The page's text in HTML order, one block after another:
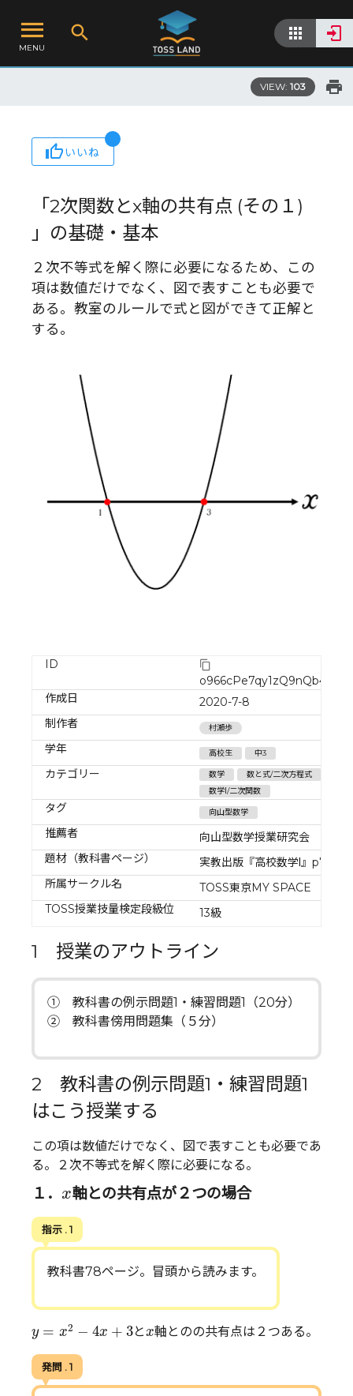
MENU
VIEW: 103
いいね
「2次関数とx軸の共有点 (その１)
」の基礎・基本
２次不等式を解く際に必要になるため、この
項は数値だけでなく、図で表すことも必要で
ある。教室のルールで式と図ができて正解と
する。
ID
o966cPe7qy1zQ9nQb4cH
作成日
2020-7-8
制作者
村瀬歩
学年 高校生 中3
カテゴリー 数学
数と式/二次方程式
数学Ⅰ/二次関数
タグ 向山型数学
推薦者
向山型数学授業研究会
題材（教科書ページ）
実教出版『高校数学Ⅰ』p78
所属サークル名
TOSS東京MY SPACE
TOSS授業技量検定段級位
13級
1 授業のアウトライン
① 教科書の例示問題1・練習問題1（20分）
➁ 教科書傍用問題集（５分）
2 教科書の例示問題1・練習問題1
はこう授業する
この項は数値だけでなく、図で表すことも必要であ
る。２次不等式を解く際に必要になる。
１． x
x軸との共有点が２つの場合
指示 . 1
教科書78ページ。冒頭から読みます。
y = x2 − 4x + 3
− + とx
x軸とのの共有点は２つある。
発問 . 1